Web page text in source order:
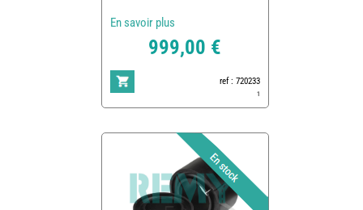
En savoir plus
999,00 €
ref : 720233
1